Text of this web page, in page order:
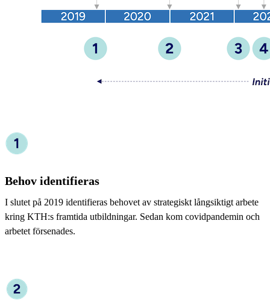
Behov identifieras
I slutet på 2019 identifieras behovet av strategiskt långsiktigt arbete
kring KTH:s framtida utbildningar. Sedan kom covidpandemin och
arbetet försenades.